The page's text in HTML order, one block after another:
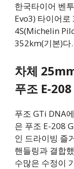
한국타이어 벤
Evo3) 타이어
4S(Michelin
352km(기본)다.
차체
푸조 E-
푸조 GTi DNA
은 푸조 E-208
인 드라이빙 즐
핸들링과 결합
수많은 수정이